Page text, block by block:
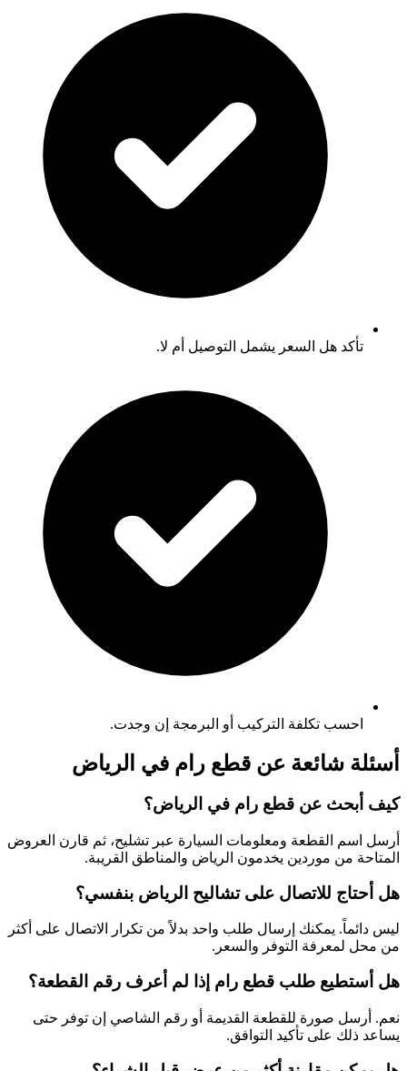
تأكد هل السعر يشمل التوصيل أم لا.
احسب تكلفة التركيب أو البرمجة إن وجدت.
أسئلة شائعة عن قطع رام في الرياض
كيف أبحث عن قطع رام في الرياض؟
أرسل اسم القطعة ومعلومات السيارة عبر تشليح، ثم قارن العروض
المتاحة من موردين يخدمون الرياض والمناطق القريبة.
هل أحتاج للاتصال على تشاليح الرياض بنفسي؟
ليس دائماً. يمكنك إرسال طلب واحد بدلاً من تكرار الاتصال على أكثر
من محل لمعرفة التوفر والسعر.
هل أستطيع طلب قطع رام إذا لم أعرف رقم القطعة؟
نعم. أرسل صورة للقطعة القديمة أو رقم الشاصي إن توفر حتى
يساعد ذلك على تأكيد التوافق.